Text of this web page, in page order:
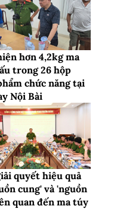
hơn 4,2kg ma
trong 26 hộp
chức năng tại
Nội Bài
quyết hiệu quả
cung' và 'nguồn
quan đến ma túy